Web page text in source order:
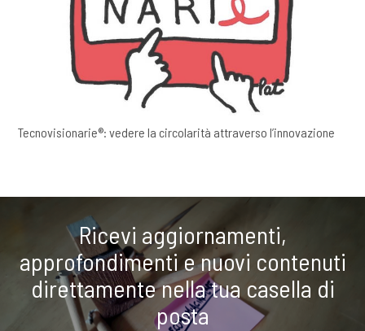
Tecnovisionarie®: vedere la circolarità attraverso l’innovazione
Ricevi aggiornamenti,
approfondimenti e nuovi contenuti
direttamente nella tua casella di
posta